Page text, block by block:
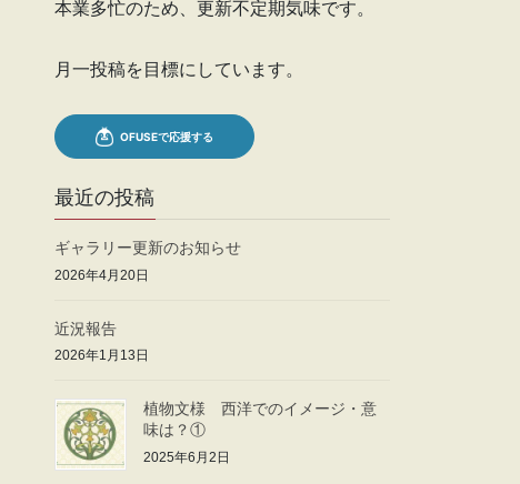
本業多忙のため、更新不定期気味です。
月一投稿を目標にしています。
最近の投稿
ギャラリー更新のお知らせ
2026年4月20日
近況報告
2026年1月13日
植物文様 西洋でのイメージ・意
味は？①
2025年6月2日